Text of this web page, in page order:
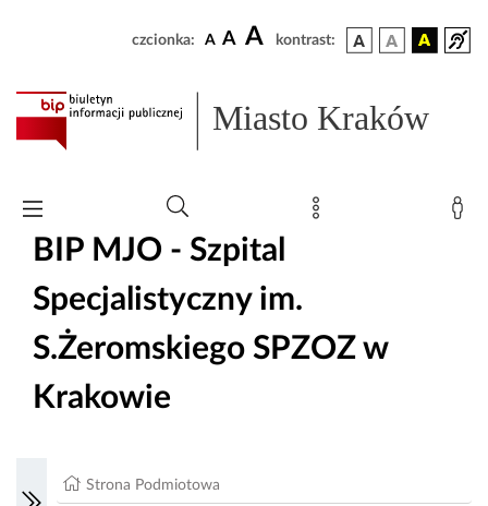
czcionka: A A A kontrast:
Miasto Kraków
BIP MJO - Szpital
Specjalistyczny im.
S.Żeromskiego SPZOZ w
Krakowie
Strona Podmiotowa